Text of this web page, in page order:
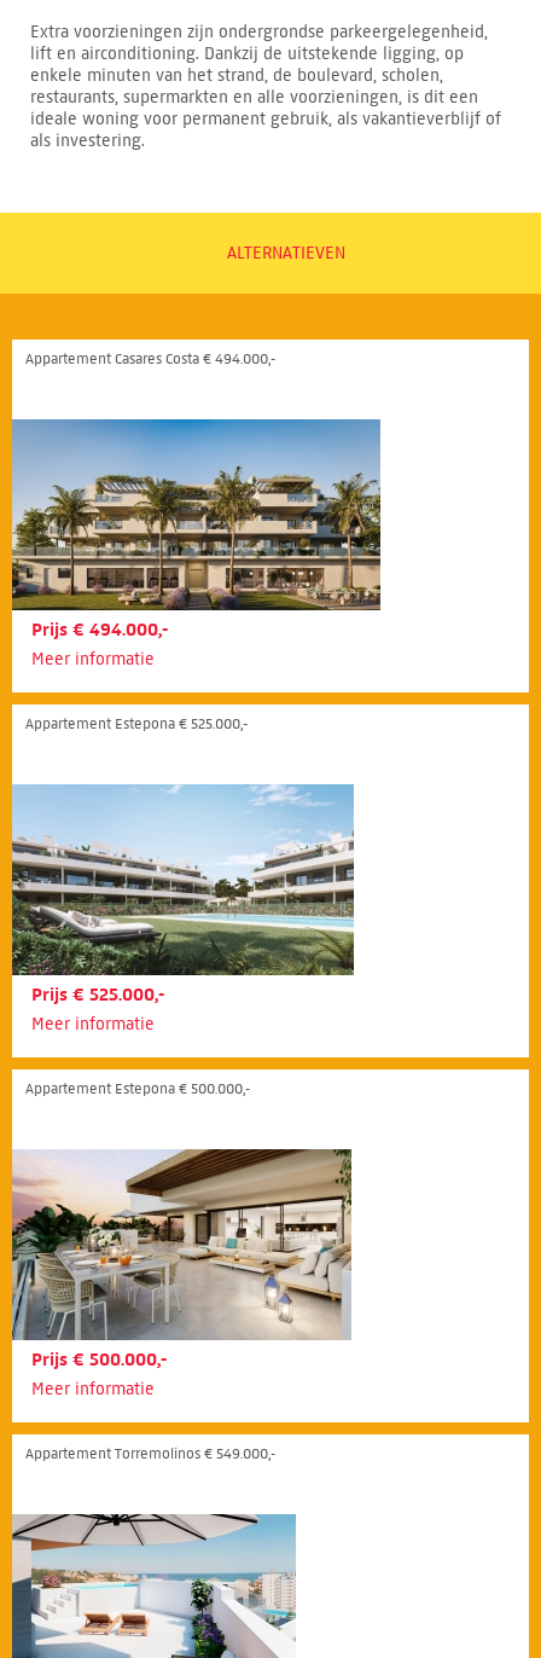
Extra voorzieningen zijn ondergrondse parkeergelegenheid,
lift en airconditioning. Dankzij de uitstekende ligging, op
enkele minuten van het strand, de boulevard, scholen,
restaurants, supermarkten en alle voorzieningen, is dit een
ideale woning voor permanent gebruik, als vakantieverblijf of
als investering.
ALTERNATIEVEN
Appartement Casares Costa € 494.000,-
Prijs € 494.000,-
Meer informatie
Appartement Estepona € 525.000,-
Prijs € 525.000,-
Meer informatie
Appartement Estepona € 500.000,-
Prijs € 500.000,-
Meer informatie
Appartement Torremolinos € 549.000,-